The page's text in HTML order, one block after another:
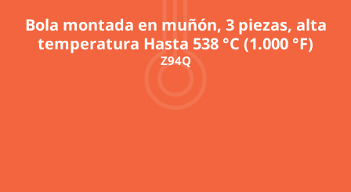
Bola montada en muñón, 3 piezas, alta
temperatura Hasta 538 °C (1.000 °F)
Z94Q